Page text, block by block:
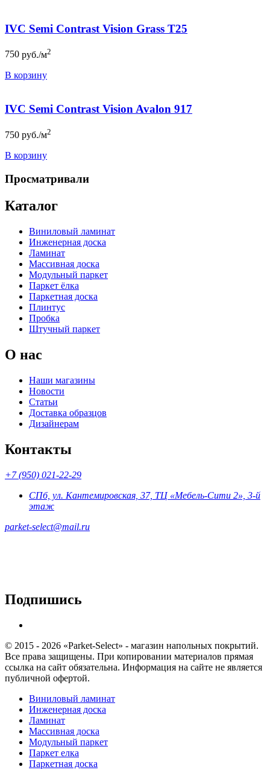
IVC Semi Contrast Vision Grass T25
750 руб./м2
В корзину
IVC Semi Contrast Vision Avalon 917
750 руб./м2
В корзину
Просматривали
Каталог
Виниловый ламинат
Инженерная доска
Ламинат
Массивная доска
Модульный паркет
Паркет ёлка
Паркетная доска
Плинтус
Пробка
Штучный паркет
О нас
Наши магазины
Новости
Статьи
Доставка образцов
Дизайнерам
Контакты
+7 (950) 021-22-29
СПб, ул. Кантемировская, 37, ТЦ «Мебель-Сити 2», 3-й
этаж
parket-select@mail.ru
Подпишись
© 2015 - 2026 «Parket-Select» - магазин напольных покрытий.
Все права защищены. При копировании материалов прямая
ссылка на сайт обязательна. Информация на сайте не является
публичной офертой.
Виниловый ламинат
Инженерная доска
Ламинат
Массивная доска
Модульный паркет
Паркет елка
Паркетная доска